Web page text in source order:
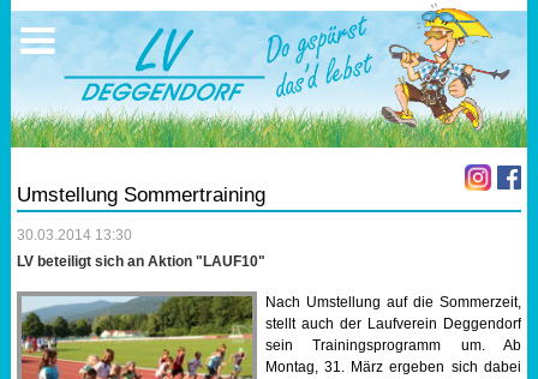
Umstellung Sommertraining
30.03.2014 13:30
LV beteiligt sich an Aktion "LAUF10"
Nach Umstellung auf die Sommerzeit,
stellt auch der Laufverein Deggendorf
sein Trainingsprogramm um. Ab
Montag, 31. März ergeben sich dabei
Sportangebote
Trainingszeiten
Laufen
Lauf 10
Triathlon
Nordic Walking
Ausschreibungen
17.05.2026 Triathlon
Ergebnisse
Ergebnisse
Mitgliedschaft
Vereinskleidung
Vorstandschaft
Übungs- Gruppenleiter
Dokumente